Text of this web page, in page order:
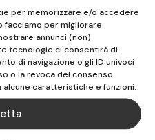
per memorizzare e/o accedere
facciamo per migliorare
annunci (non)
tecnologie ci consentirà di
di navigazione o gli ID univoci
o la revoca del consenso
caratteristiche e funzioni.